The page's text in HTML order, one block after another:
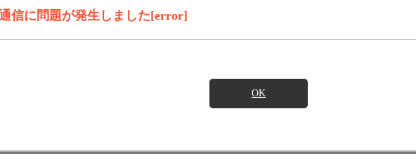
信に問題が発生しました[error]
OK